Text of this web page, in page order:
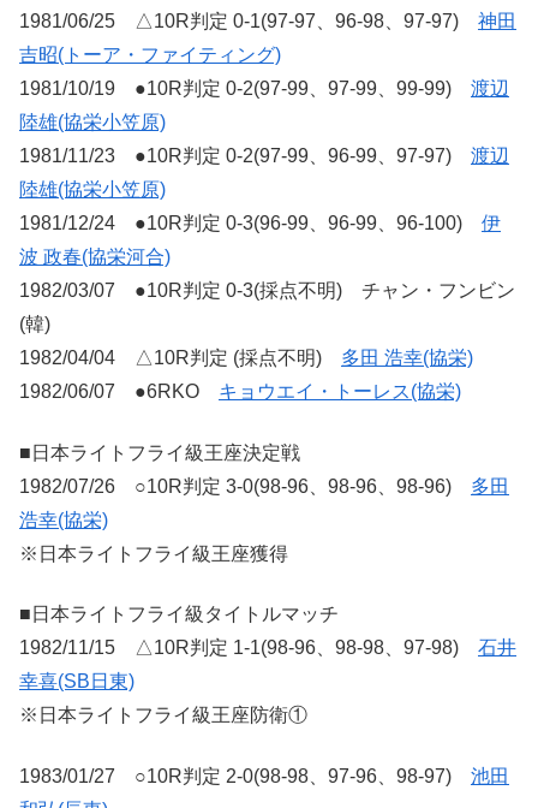
1981/06/25 △10R判定 0-1(97-97、96-98、97-97) 神田
吉昭(トーア・ファイティング)
1981/10/19 ●10R判定 0-2(97-99、97-99、99-99) 渡辺
陸雄(協栄小笠原)
1981/11/23 ●10R判定 0-2(97-99、96-99、97-97) 渡辺
陸雄(協栄小笠原)
1981/12/24 ●10R判定 0-3(96-99、96-99、96-100) 伊
波 政春(協栄河合)
1982/03/07 ●10R判定 0-3(採点不明) チャン・フンビン
(韓)
1982/04/04 △10R判定 (採点不明) 多田 浩幸(協栄)
1982/06/07 ●6RKO キョウエイ・トーレス(協栄)
■日本ライトフライ級王座決定戦
1982/07/26 ○10R判定 3-0(98-96、98-96、98-96) 多田
浩幸(協栄)
※日本ライトフライ級王座獲得
■日本ライトフライ級タイトルマッチ
1982/11/15 △10R判定 1-1(98-96、98-98、97-98) 石井
幸喜(SB日東)
※日本ライトフライ級王座防衛①
1983/01/27 ○10R判定 2-0(98-98、97-96、98-97) 池田